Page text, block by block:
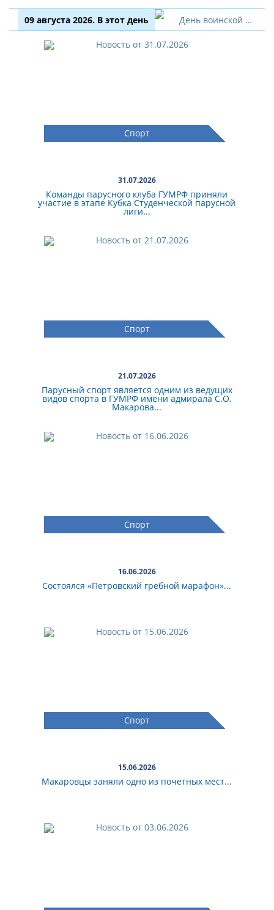
09 августа 2026. В этот день День воинской славы России - День первой в российской истории морской победы русского флота под командованием Петра Первого над шведами у мыса Гангут. Сражение произошло 27 июля (7 августа) 1714 года. День воинской славы – День окончания Ленинградской битвы (1944 год), установленный Федеральным законом «О внесении изменения в статью 1 Федерального закона «О днях воинской славы и памятных датах России», который был принят Государственной Думой и одобрен Советом Федерации в марте 2025 год. В этот день во время Великой Отечественной войны официально завершилась Ленинградская битва, которая длилась с 10 июля 1941 года по 9 августа 1944 года. А в сопроводительных материалах к закону, устанавливающему эту новую славную дату, указывалось, что она «подчеркнет военно-стратегическое значение Ленинградской битвы как самого продолжительного сражения Великой Отечественной войны и увековечит подвиг защитников Ленинграда». 85 лет (1941 г.) тому назад в Атлантике, близ острова Ньюфаундленд началась первая Атлантическая конференция лидеров Соединенных Штатов Америки и Великобритании Ф. Рузвельта и У. Черчилля (9 – 12 августа). На конференции было принято решение о созыве в Москве совещания по вопросу о поставках для СССР по ленд-лизу (поставки начались с ноября 1941 г.) Большое значение имел документ, который Ф. Рузвельт и У. Черчилль обнародовали 14 августа и который известен как Атлантическая хартия.
Спорт
31.07.2026
Команды парусного клуба ГУМРФ приняли
участие в этапе Кубка Студенческой парусной
лиги...
Спорт
21.07.2026
Парусный спорт является одним из ведущих
видов спорта в ГУМРФ имени адмирала С.О.
Макарова...
Спорт
16.06.2026
Состоялся «Петровский гребной марафон»...
Спорт
15.06.2026
Макаровцы заняли одно из почетных мест...